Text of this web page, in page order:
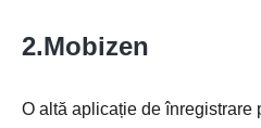
2.Mobizen
O altă aplicație de înregistrare